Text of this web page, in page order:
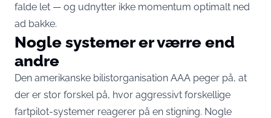
falde let — og udnytter ikke momentum optimalt ned
ad bakke.
Nogle systemer er værre end
andre
Den amerikanske bilistorganisation AAA peger på, at
der er stor forskel på, hvor aggressivt forskellige
fartpilot-systemer reagerer på en stigning. Nogle